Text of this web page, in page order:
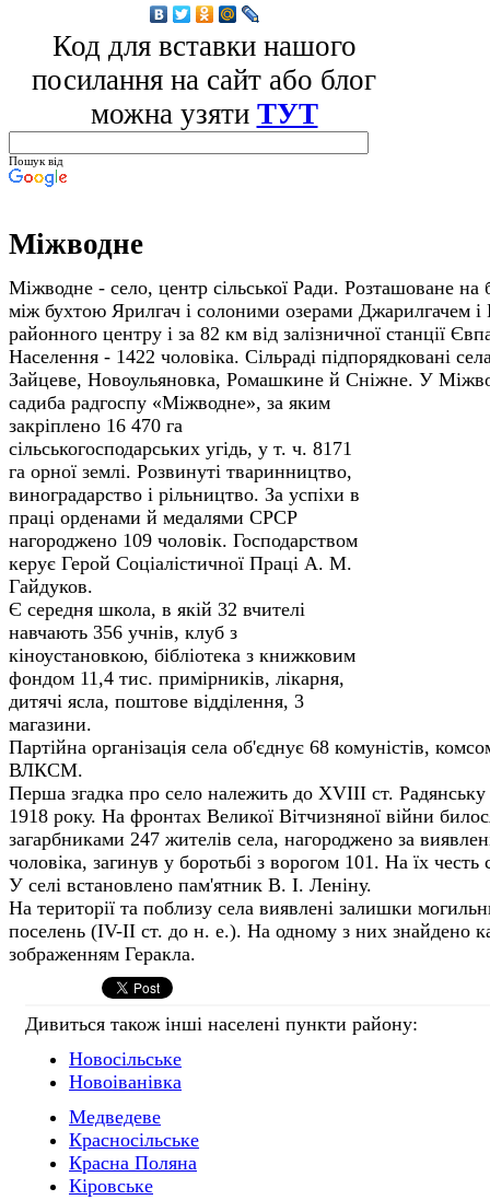
Код для вставки нашого
посилання на сайт або блог
можна узяти ТУТ
Пошук від
Міжводне
Міжводне - село, центр сільської Ради. Розташоване на
між бухтою Ярилгач і солоними озерами Джарилгачем
районного центру і за 82 км від залізничної станції
Населення - 1422 чоловіка. Сіль­раді підпорядковані
Зайцеве, Новоульяновка, Ромашкине й Сніжне. У
садиба радгоспу «Міжводне», за яким
закріплено 16 470 га
сільськогосподарських угідь, у т. ч. 8171
га орної землі. Розвинуті тваринництво,
виноградарство і рільництво. За успіхи в
праці орденами й медалями СРСР
нагороджено 109 чоловік. Господарством
керує Герой Соціалістичної Праці А. М.
Гайдуков.
Є середня школа, в якій 32 вчителі
навчають 356 учнів, клуб з
кіноустановкою, бібліотека з книжковим
фондом 11,4 тис. примірників, лікарня,
дитячі ясла, поштове відділення, 3
магазини.
Партійна організація села об'єднує 68 кому­ністів,
ВЛКСМ.
Перша згадка про село належить до XVIII ст. Радянську
1918 року. На фронтах Великої Вітчизняної війни
загарбниками 247 жителів села, нагороджено за
чоловіка, загинув у боротьбі з во­рогом 101. На їх честь
У селі встановлено пам'ятник В. І. Леніну.
На території та поблизу села виявлені залиш­ки
поселень (IV-II ст. до н. е.). На одному з них знайдено
зображенням Геракла.
Дивиться також інші населені пункти району:
Новосільське
Новоіванівка
Медведеве
Красносільське
Красна Поляна
Кіровське